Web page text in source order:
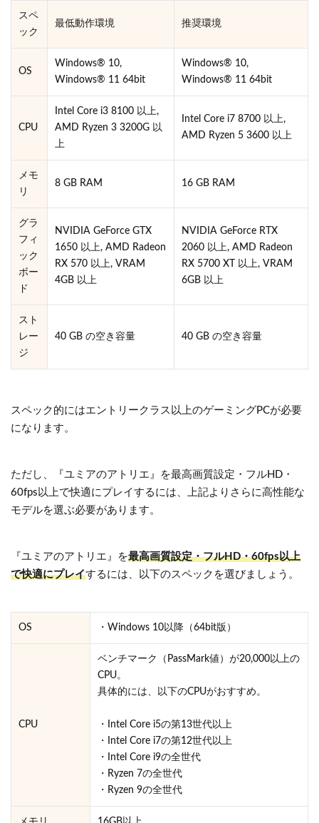
スペ
ック
最低動作環境 推奨環境
OS
Windows® 10,
Windows® 11 64bit
Windows® 10,
Windows® 11 64bit
CPU
Intel Core i3 8100 以上,
AMD Ryzen 3 3200G 以
上
Intel Core i7 8700 以上,
AMD Ryzen 5 3600 以上
メモ
リ
8 GB RAM 16 GB RAM
グラ
フィ
ック
ボー
ド
NVIDIA GeForce GTX
1650 以上, AMD Radeon
RX 570 以上, VRAM
4GB 以上
NVIDIA GeForce RTX
2060 以上, AMD Radeon
RX 5700 XT 以上, VRAM
6GB 以上
スト
レー
ジ
40 GB の空き容量 40 GB の空き容量
スペック的にはエントリークラス以上のゲーミングPCが必要
になります。
ただし、『ユミアのアトリエ』を最高画質設定・フルHD・
60fps以上で快適にプレイするには、上記よりさらに高性能な
モデルを選ぶ必要があります。
『ユミアのアトリエ』を最高画質設定・フルHD・60fps以上
で快適にプレイするには、以下のスペックを選びましょう。
OS ・Windows 10以降（64bit版）
CPU
ベンチマーク（PassMark値）が20,000以上の
CPU。
具体的には、以下のCPUがおすすめ。
・Intel Core i5の第13世代以上
・Intel Core i7の第12世代以上
・Intel Core i9の全世代
・Ryzen 7の全世代
・Ryzen 9の全世代